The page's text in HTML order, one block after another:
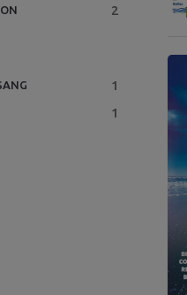
2
1
1